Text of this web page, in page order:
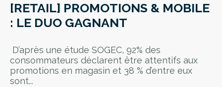
[RETAIL] PROMOTIONS & MOBILE
: LE DUO GAGNANT
D’après une étude SOGEC, 92% des
consommateurs déclarent être attentifs aux
promotions en magasin et 38 % d’entre eux
sont...